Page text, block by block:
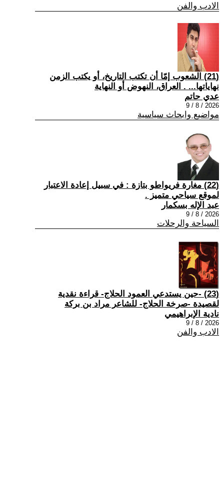
الادب والفن
(21) الشعوب إمّا أن تكتب التاريخ، أو يكتب الزمن
نهاياتها... . العراق، النهوض أو النهاية
عدي حاتم
2026 / 8 / 9
مواضيع وابحاث سياسية
(22) مغارة فريواطو بتازة : في سبيل إعادة الاعتبار
لموقع سياحي متميز .
عبد الإله بسكمار
2026 / 8 / 9
السياحة والرحلات
(23) -حين يستدعي العمود الحلاج- قراءة نقدية
لقصيدة -صرخة الحلاج- للشاعر مراد بن بركة
نادية الإبراهيمي
2026 / 8 / 9
الادب والفن